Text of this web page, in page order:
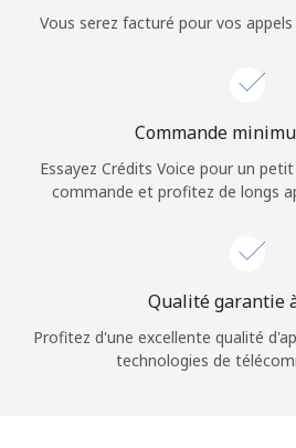
Vous serez facturé pour vos
Commande
Essayez Crédits Voice pour un
commande et profitez de longs
Qualité garantie
Profitez d'une excellente qualité
technologies de